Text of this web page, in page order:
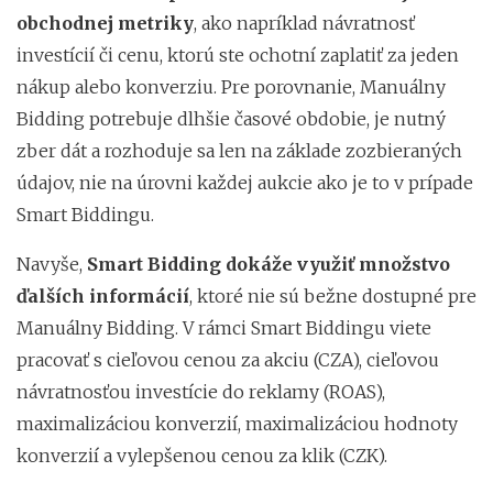
obchodnej metriky, ako napríklad návratnosť
investícií či cenu, ktorú ste ochotní zaplatiť za jeden
nákup alebo konverziu. Pre porovnanie, Manuálny
Bidding potrebuje dlhšie časové obdobie, je nutný
zber dát a rozhoduje sa len na základe zozbieraných
údajov, nie na úrovni každej aukcie ako je to v prípade
Smart Biddingu.
Navyše, Smart Bidding dokáže využiť množstvo
ďalších informácií, ktoré nie sú bežne dostupné pre
Manuálny Bidding. V rámci Smart Biddingu viete
pracovať s cieľovou cenou za akciu (CZA), cieľovou
návratnosťou investície do reklamy (ROAS),
maximalizáciou konverzií, maximalizáciou hodnoty
konverzií a vylepšenou cenou za klik (CZK).